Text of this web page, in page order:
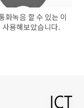
화녹음 할 수 있는 이
사용해보았습니다.